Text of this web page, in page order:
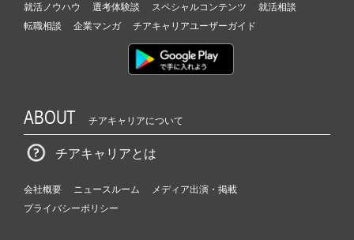
就活ノウハウ 選考体験談 スペシャルコンテンツ
就活相談
転職相談
企業マンガ チアキャリアユーザーガイド
ABOUT チアキャリアについて
チアキャリアとは
会社概要 ニュースルーム
メディア出演・掲載
プライバシーポリシー